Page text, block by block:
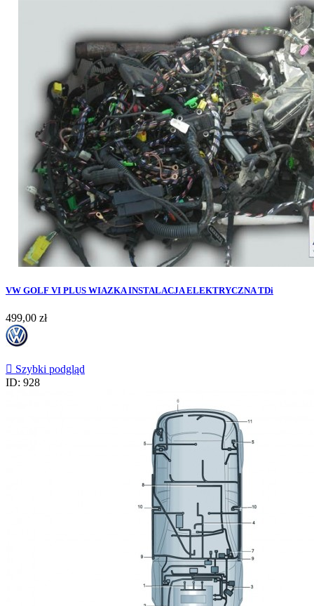
VW GOLF VI PLUS WIAZKA INSTALACJA ELEKTRYCZNA TDi
Cena
499,00 zł
 Szybki podgląd
ID: 928